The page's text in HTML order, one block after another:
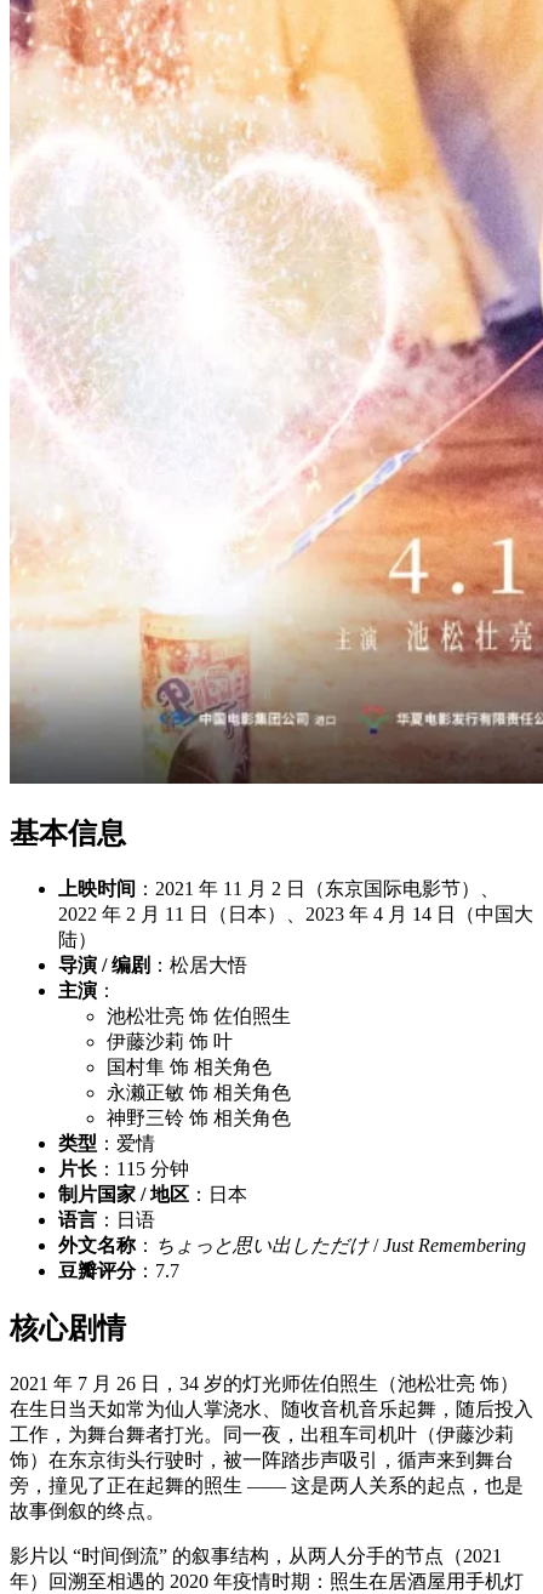
基本信息
上映时间 ：2021 年 11 月 2 日（东京国际电影节）、
2022 年 2 月 11 日（日本）、2023 年 4 月 14 日（中国大
陆）
导演 / 编剧 ：松居大悟
主演 ：
池松壮亮 饰 佐伯照生
伊藤沙莉 饰 叶
国村隼 饰 相关角色
永濑正敏 饰 相关角色
神野三铃 饰 相关角色
类型 ：爱情
片长 ：115 分钟
制片国家 / 地区 ：日本
语言 ：日语
外文名称： ちょっと思い出しただけ/Just Remembering
豆瓣评分：7.7
核心剧情
2021 年 7 月 26 日，34 岁的灯光师佐伯照生（池松壮亮 饰）
在生日当天如常为仙人掌浇水、随收音机音乐起舞，随后投入
工作，为舞台舞者打光。同一夜，出租车司机叶（伊藤沙莉
饰）在东京街头行驶时，被一阵踏步声吸引，循声来到舞台
旁，撞见了正在起舞的照生 —— 这是两人关系的起点，也是
故事倒叙的终点。
影片以 “时间倒流” 的叙事结构，从两人分手的节点（2021
年）回溯至相遇的 2020 年疫情时期：照生在居酒屋用手机灯